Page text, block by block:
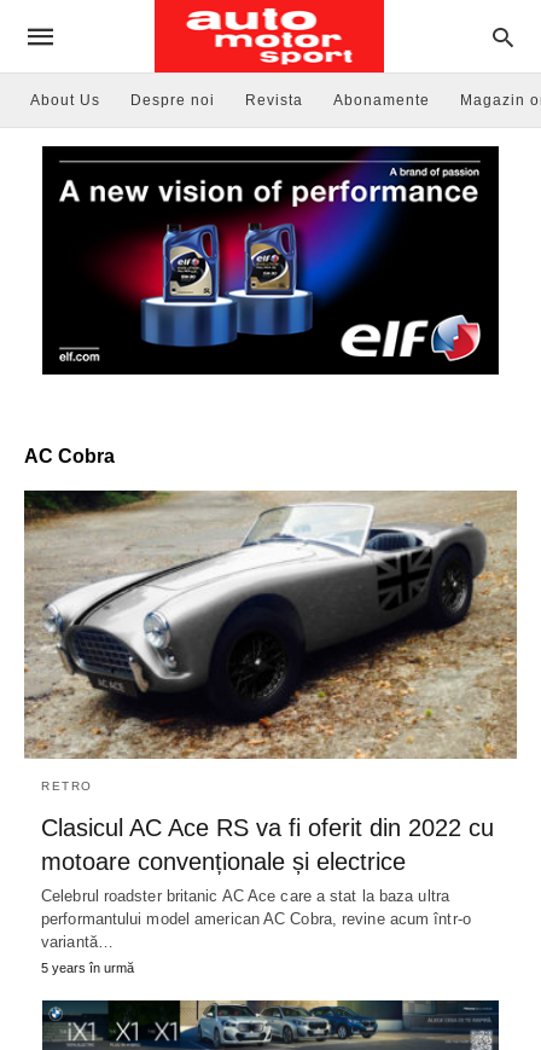
About Us Despre noi Revista Abonamente Magazin
AC Cobra
RETRO
Clasicul AC Ace RS va fi oferit din 2022 cu
motoare convenționale și electrice
Celebrul roadster britanic AC Ace care a stat la baza ultra
performantului model american AC Cobra, revine acum într-o
variantă…
5 years în urmă